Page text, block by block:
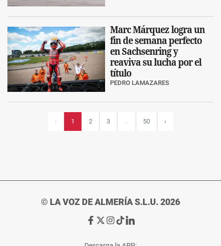
Marc Márquez logra un
fin de semana perfecto
en Sachsenring y
reaviva su lucha por el
título
PEDRO LAMAZARES
‹ 1 2 3 … 50 ›
© LA VOZ DE ALMERÍA S.L.U. 2026
Ir
Ir
Ir Ir Ir